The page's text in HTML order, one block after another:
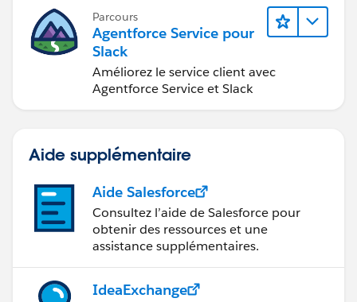
Parcours
Agentforce Service pour
Slack
Améliorez le service client avec
Agentforce Service et Slack
Aide supplémentaire
Aide Salesforce
Consultez l’aide de Salesforce pour
obtenir des ressources et une
assistance supplémentaires.
IdeaExchange